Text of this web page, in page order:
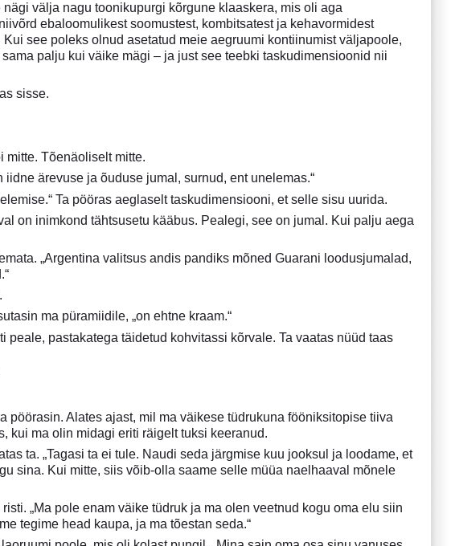
välja nagu toonikupurgi kõrgune klaaskera, mis oli aga
ebaloomulikest soomustest, kombitsatest ja kehavormidest
see poleks olnud asetatud meie aegruumi kontiinumist väljapoole,
palju kui väike mägi – ja just see teebki taskudimensioonid nii
sisse.
mitte. Tõenäoliselt mitte.
ärevuse ja õuduse jumal, surnud, ent unelemas.“
Ta pööras aeglaselt taskudimensiooni, et selle sisu uurida.
on inimkond tähtsusetu kääbus. Pealegi, see on jumal. Kui palju aega
„Argentina valitsus andis pandiks mõned Guarani loodusjumalad,
ma püramiidile, „on ehtne kraam.“
pastakatega täidetud kohvitassi kõrvale. Ta vaatas nüüd taas
Alates ajast, mil ma väikese tüdrukuna fööniksitopise tiiva
kui ma olin midagi eriti räigelt tuksi keeranud.
ta. „Tagasi ta ei tule. Naudi seda järgmise kuu jooksul ja loodame, et
sina. Kui mitte, siis võib-olla saame selle müüa naelhaaval mõnele
„Ma pole enam väike tüdruk ja ma olen veetnud kogu oma elu siin
tegime head kaupa, ja ma tõestan seda.“